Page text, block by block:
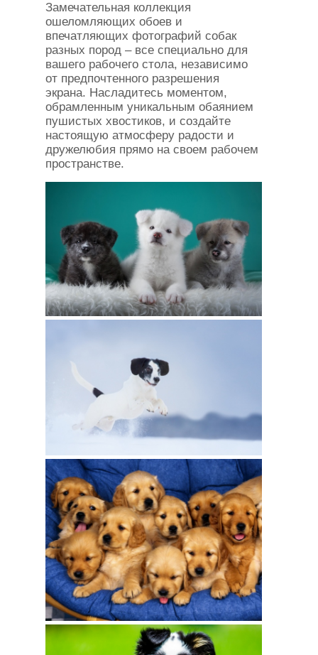
Замечательная коллекция
ошеломляющих обоев и
впечатляющих фотографий собак
разных пород – все специально для
вашего рабочего стола, независимо
от предпочтенного разрешения
экрана. Насладитесь моментом,
обрамленным уникальным обаянием
пушистых хвостиков, и создайте
настоящую атмосферу радости и
дружелюбия прямо на своем рабочем
пространстве.